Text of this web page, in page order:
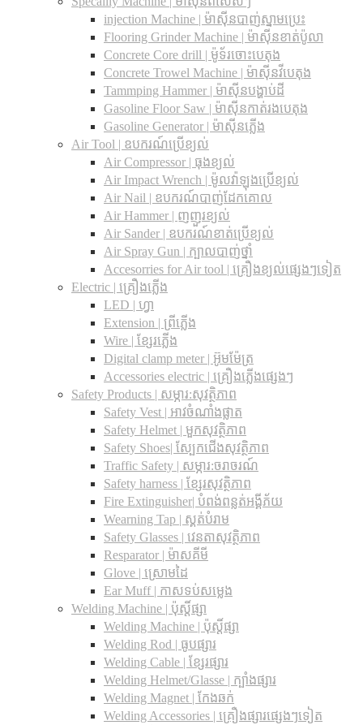
injection Machine | ម៉ាស៊ីនបាញ់ស្នាមប្រេះ
Flooring Grinder Machine | ម៉ាស៊ីនខាត់ប៉ូលា
Concrete Core drill | ម៉ូទ័រចោះបេតុង
Concrete Trowel Machine | ម៉ាស៊ីនវីបេតុង
Tammping Hammer | ម៉ាស៊ីនបង្ហាប់ដី
Gasoline Floor Saw | ម៉ាស៊ីនកាត់រងបេតុង
Gasoline Generator | ម៉ាស៊ីនភ្លើង
Air Tool | ឧបករណ៍ប្រើខ្យល់
Air Compressor | ធុងខ្យល់
Air Impact Wrench | ម៉ូលវ៉ាឡុងប្រើខ្យល់
Air Nail | ឧបករណ៍បាញ់ដែកគោល
Air Hammer | ញញួរខ្យល់
Air Sander | ឧបករណ៍ខាត់ប្រើខ្យល់
Air Spray Gun | ក្បាលបាញ់ថ្នាំ
Accesorries for Air tool | គ្រឿងខ្យល់ផ្សេងៗទៀត
Electric | គ្រឿងភ្លើង
LED | ហ្វា
Extension | ព្រីភ្លើង
Wire | ខ្សែរភ្លើង
Digital clamp meter | អ៊ូមម៉ែត្រ
Accessories electric | គ្រឿងភ្លើងផ្សេងៗ
Safety Products | សម្ភារ:សុវត្ថិភាព
Safety Vest | អាវចំណាំងផ្លាត
Safety Helmet | មួកសុវត្ថិភាព
Safety Shoes| ស្បែកជើងសុវត្ថិភាព
Traffic Safety​ | សម្ភារ:ចរាចរណ៍
Safety harness | ខ្សែរសុវត្ថិភាព
Fire Extinguisher| បំពង់ពន្លត់អង្គីភ័យ
Wearning Tap | ស្គត់បំរាម
Safety Glasses | វេនតាសុវត្ថិភាព
Resparator | ម៉ាសគីមី
Glove | ស្រោមដៃ
Ear Muff | កាសទប់សម្លេង
Welding Machine | ប៉ុស្តិ៍ផ្សា
Welding Machine | ប៉ុស្តិ៍ផ្សា
Welding Rod | ធូបផ្សារ
Welding Cable | ខ្សែរផ្សារ
Welding Helmet/Glasse | ក្បាំងផ្សារ
Welding Magnet | កែងឆក់
Welding Accessories | គ្រឿងផ្សារផ្សេងៗទៀត